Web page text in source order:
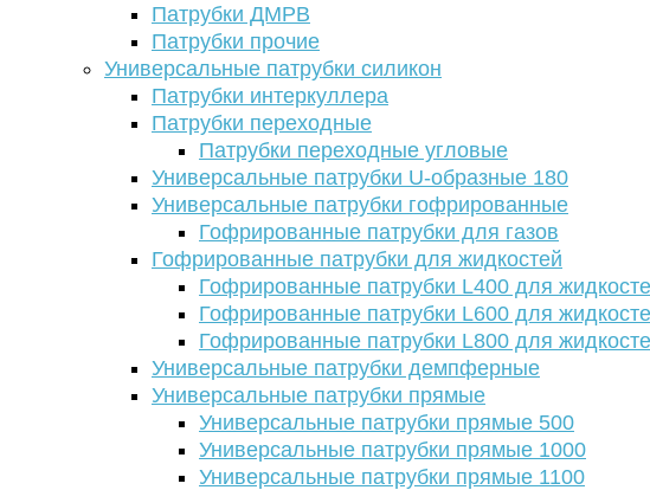
Патрубки ДМРВ
Патрубки прочие
Универсальные патрубки силикон
Патрубки интеркуллера
Патрубки переходные
Патрубки переходные угловые
Универсальные патрубки U-образные 180
Универсальные патрубки гофрированные
Гофрированные патрубки для газов
Гофрированные патрубки для жидкостей
Гофрированные патрубки L400 для
Гофрированные патрубки L600 для
Гофрированные патрубки L800 для
Универсальные патрубки демпферные
Универсальные патрубки прямые
Универсальные патрубки прямые 500
Универсальные патрубки прямые 1000
Универсальные патрубки прямые 1100